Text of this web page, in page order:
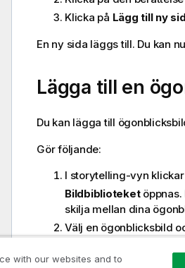
Klicka på Lägg till ny
En ny sida läggs till. Du kan
Lägga till en
Du kan lägga till
Gör följande:
I storytelling-vyn
Bildbiblioteketöppnas.
skilja mellan dina
Välj en ögonblicksbild
Ögonblicksbilden
för att flytta den fritt.
with our websites and to